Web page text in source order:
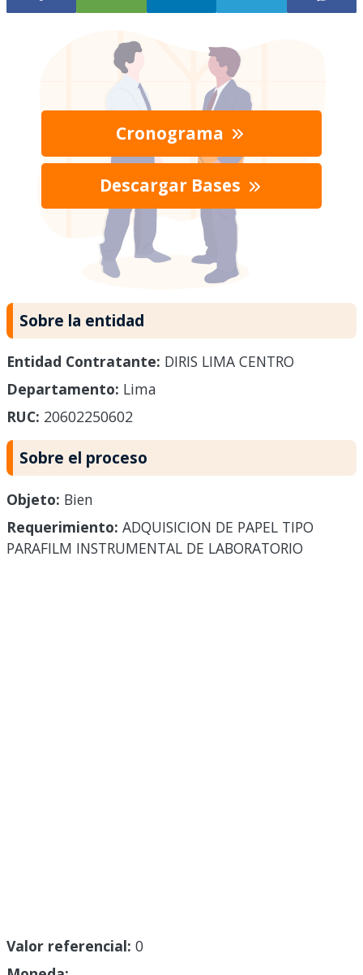
Cronograma
Descargar Bases
Sobre la entidad
Entidad Contratante: DIRIS LIMA CENTRO
Departamento: Lima
RUC: 20602250602
Sobre el proceso
Objeto: Bien
Requerimiento: ADQUISICION DE PAPEL TIPO
PARAFILM INSTRUMENTAL DE LABORATORIO
Valor referencial: 0